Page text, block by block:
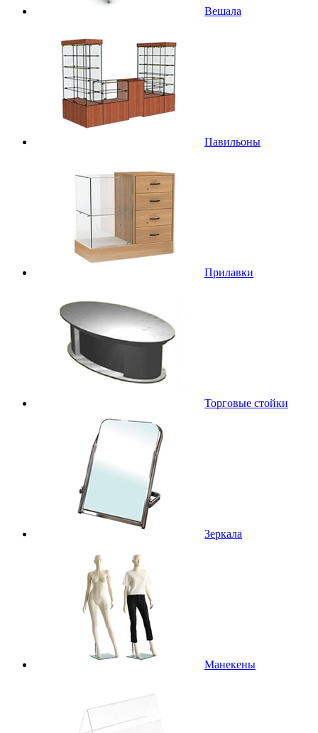
Вешала
Павильоны
Прилавки
Торговые стойки
Зеркала
Манекены